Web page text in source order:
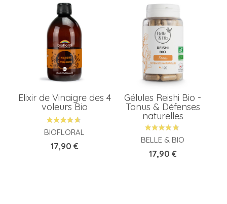
Elixir de Vinaigre des 4
voleurs Bio
BIOFLORAL
Prix
17,90 €
Gélules Reishi Bio -
Tonus & Défenses
naturelles
BELLE & BIO
Prix
17,90 €